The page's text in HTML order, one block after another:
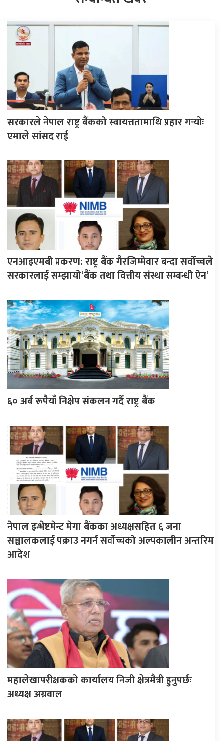
सरकारले नेपाल राष्ट्र बैंकको स्वायत्ततामाथि प्रहार गर्‍योः
एमाले सांसद राई
एनआइएमबी प्रकरण: राष्ट्र बैंक गैरजिम्मेवार बन्दा सर्वोच्चले
सरकारलाई सम्झायो‘बैंक तथा वित्तीय संस्था सम्बन्धी ऐन’
६० अर्ब रूपैयाँ निक्षेप संकलन गर्दै राष्ट्र बैंक
नेपाल इन्भेष्टमेन्ट मेगा बैंकका अध्यक्षसहित ६ जना
सञ्चालकलाई पक्राउ नगर्न सर्वोच्चको अल्पकालीन अन्तरिम
आदेश
महालेखापरीक्षकको कार्यालय निजी क्षेत्रमैत्री हुनुपर्छः
अध्यक्ष अग्रवाल